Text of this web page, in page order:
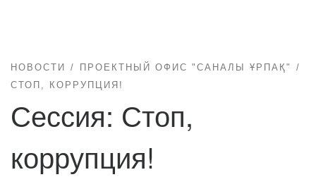
НОВОСТИ
ПРОЕКТНЫЙ ОФИС "САНАЛЫ ҰРПАҚ"
СТОП, КОРРУПЦИЯ!
Сессия: Стоп,
коррупция!